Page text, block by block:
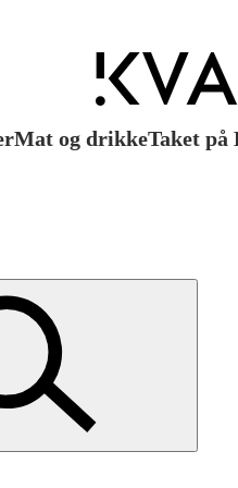
Mat og drikkeTaket på